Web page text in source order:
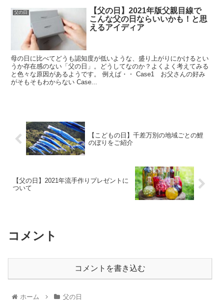
父の日
【父の日】2021年版父親目線で
こんな父の日ならいいかも！と思
えるアイディア
母の日に比べてどうも認知度が低いような、盛り上がりにかけるとい
うか存在感のない「父の日」。どうしてなのか？よくよく考えてみる
と色々な原因があるようです。 例えば・・ Case1 お父さんの好み
がそもそもわからない Case...
【こどもの日】千差万別の地域ごとの鯉
のぼりをご紹介
【父の日】2021年流手作りプレゼントに
ついて
コメント
コメントを書き込む
ホーム 父の日